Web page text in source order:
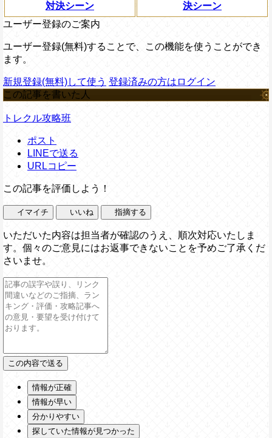
対決シーン
決シーン
ユーザー登録のご案内
ユーザー登録(無料)することで、この機能を使うことができ
ます。
新規登録(無料)して使う 登録済みの方はログイン
この記事を書いた人
トレクル攻略班
ポスト
LINEで送る
URLコピー
この記事を評価しよう！
イマイチ いいね 指摘する
いただいた内容は担当者が確認のうえ、順次対応いたしま
す。個々のご意見にはお返事できないことを予めご了承くだ
さいませ。
情報が正確
情報が早い
分かりやすい
探していた情報が見つかった